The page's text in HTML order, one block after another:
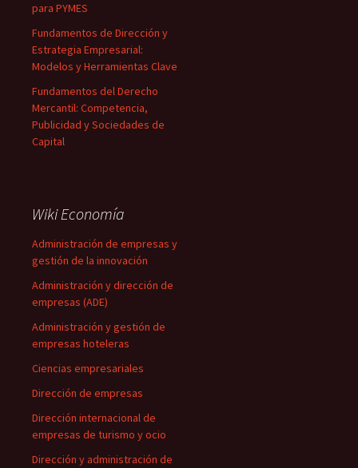
para PYMES
Fundamentos de Dirección y
Estrategia Empresarial:
Modelos y Herramientas Clave
Fundamentos del Derecho
Mercantil: Competencia,
Publicidad y Sociedades de
Capital
Wiki Economía
Administración de empresas y
gestión de la innovación
Administración y dirección de
empresas (ADE)
Administración y gestión de
empresas hoteleras
Ciencias empresariales
Dirección de empresas
Dirección internacional de
empresas de turismo y ocio
Dirección y administración de